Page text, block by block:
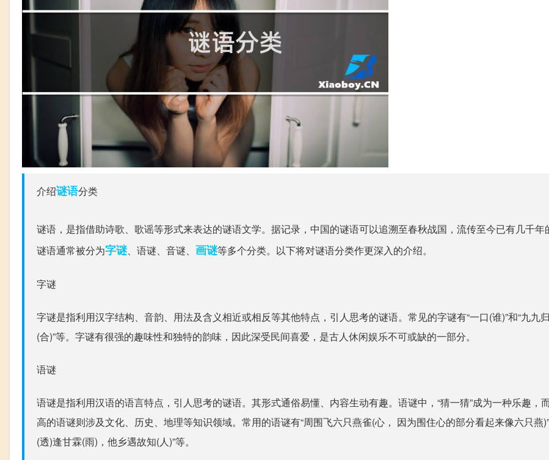
介绍谜语分类
谜语，是指借助诗歌、歌谣等形式来表达的谜语文学。据记录，中国的谜语可以追溯至春秋战国，流传至今已有几千年
谜语通常被分为字谜、语谜、音谜、 画谜等多个分类。以下将对谜语分类作更深入的介绍。
字谜
字谜是指利用汉字结构、音韵、用法及含义相近或相反等其他特点，引人思考的谜语。常见的字谜有“一口(谁)”和“九九
(合)”等。字谜有很强的趣味性和独特的韵味，因此深受民间喜爱，是古人休闲娱乐不可或缺的一部分。
语谜
语谜是指利用汉语的语言特点，引人思考的谜语。其形式通俗易懂、内容生动有趣。语谜中，“猜一猜”成为一种乐趣，
高的语谜则涉及文化、历史、地理等知识领域。常用的语谜有“周围飞六只燕雀(心， 因为围住心的部分看起来像六只燕
(透)逢甘霖(雨)，他乡遇故知(人)”等。